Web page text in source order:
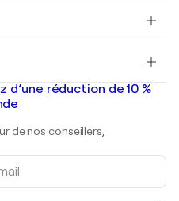
original
réduction de 10 %
de nos conseillers,